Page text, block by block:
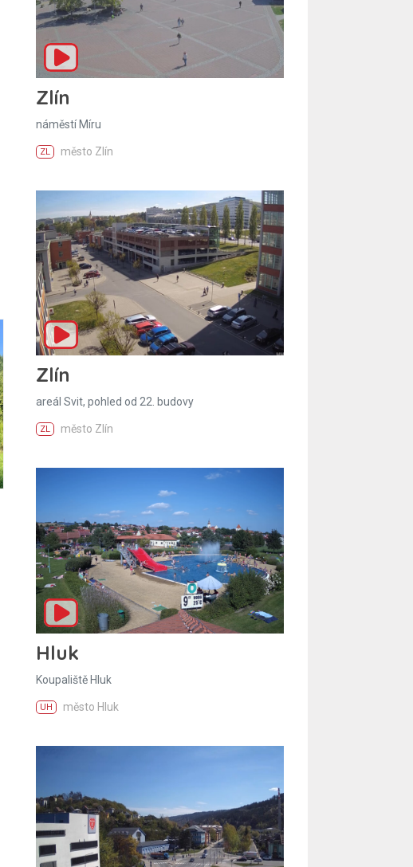
Zlín
náměstí Míru
ZL město Zlín
Zlín
areál Svit, pohled od 22. budovy
ZL město Zlín
Hluk
Koupaliště Hluk
UH město Hluk